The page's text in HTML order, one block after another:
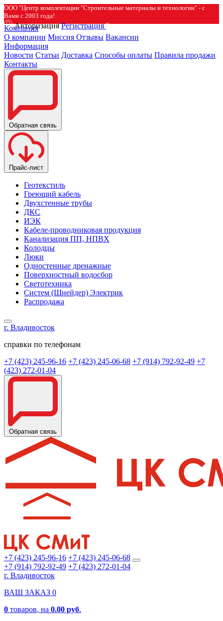
ООО "Центр комплектации "Строительные материалы и технологии" - с
Вами с 2003 года!
Авторизация Регистрация
Компания
О компании Миссия Отзывы Вакансии
Информация
Новости Статьи Доставка Способы оплаты Правила продажи
Контакты
Обратная связь
Прайс-лист
Геотекстиль
Греющий кабель
Двухстенные трубы
ДКС
ИЭК
Кабеле-проводниковая продукция
Канализация ПП, НПВХ
Колодцы
Люки
Одностенные дренажные
Поверхностный водосбор
Светотехника
Систем (Шнейдер) Электрик
Распродажа
г. Владивосток
справки по телефонам
+7 (423) 245-96-16 +7 (423) 245-06-68 +7 (914) 792-92-49 +7
(423) 272-01-04
Обратная связь
+7 (423) 245-96-16 +7 (423) 245-06-68
+7 (914) 792-92-49 +7 (423) 272-01-04
г. Владивосток
ВАШ ЗАКАЗ 0
0 товаров, на 0.00 руб.